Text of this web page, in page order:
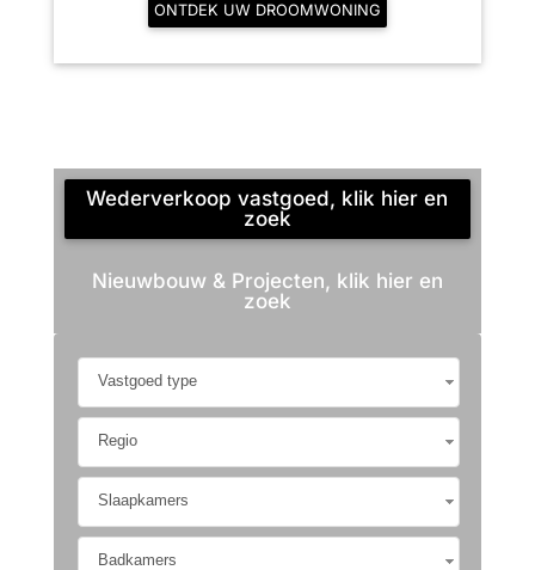
ONTDEK UW DROOMWONING
Wederverkoop vastgoed, klik hier en
zoek
Nieuwbouw & Projecten, klik hier en
zoek
Vastgoed type
Regio
Slaapkamers
Badkamers